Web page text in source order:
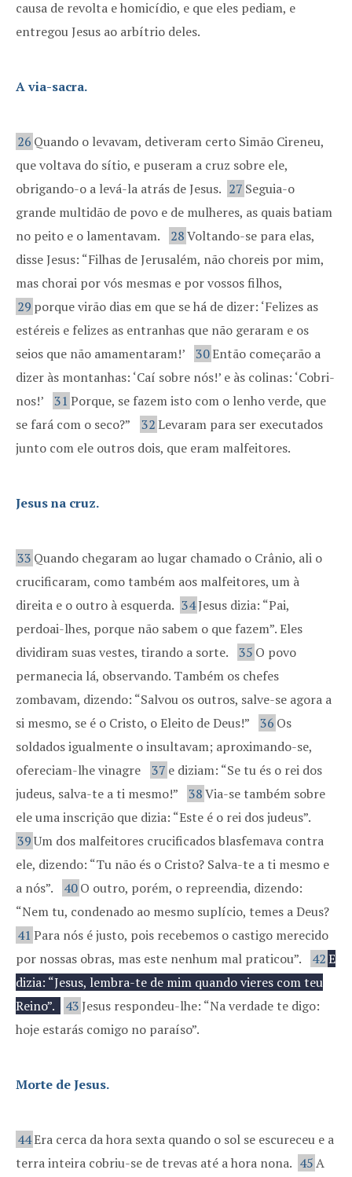
causa de revolta e homicídio, e que eles pediam, e
entregou Jesus ao arbítrio deles.
A via-sacra.
26 Quando o levavam, detiveram certo Simão Cireneu,
que voltava do sítio, e puseram a cruz sobre ele,
obrigando-o a levá-la atrás de Jesus. 27 Seguia-o
grande multidão de povo e de mulheres, as quais batiam
no peito e o lamentavam.
28Voltando-se para elas,
disse Jesus: “Filhas de Jerusalém, não choreis por mim,
mas chorai por vós mesmas e por vossos filhos,
29 porque virão dias em que se há de dizer: ‘Felizes as
estéreis e felizes as entranhas que não geraram e os
seios que não amamentaram!’
30Então começarão a
dizer às montanhas: ‘Caí sobre nós!’ e às colinas: ‘Cobri-
nos!’
31 Porque, se fazem isto com o lenho verde, que
se fará com o seco?”
32Levaram para ser executados
junto com ele outros dois, que eram malfeitores.
Jesus na cruz.
33 Quando chegaram ao lugar chamado o Crânio, ali o
crucificaram, como também aos malfeitores, um à
direita e o outro à esquerda. 34Jesus dizia: “Pai,
perdoai-lhes, porque não sabem o que fazem”. Eles
dividiram suas vestes, tirando a sorte.
35 O povo
permanecia lá, observando. Também os chefes
zombavam, dizendo: “Salvou os outros, salve-se agora a
si mesmo, se é o Cristo, o Eleito de Deus!”
36 Os
soldados igualmente o insultavam; aproximando-se,
ofereciam-lhe vinagre
37 e diziam: “Se tu és o rei dos
judeus, salva-te a ti mesmo!”
38Via-se também sobre
ele uma inscrição que dizia: “Este é o rei dos judeus”.
39Um dos malfeitores crucificados blasfemava contra
ele, dizendo: “Tu não és o Cristo? Salva-te a ti mesmo e
a nós”.
40O outro, porém, o repreendia, dizendo:
“Nem tu, condenado ao mesmo suplício, temes a Deus?
41 Para nós é justo, pois recebemos o castigo merecido
por nossas obras, mas este nenhum mal praticou”.
42E
dizia: “Jesus, lembra-te de mim quando vieres com teu
Reino”.
43Jesus respondeu-lhe: “Na verdade te digo:
hoje estarás comigo no paraíso”.
Morte de Jesus.
44Era cerca da hora sexta quando o sol se escureceu e a
terra inteira cobriu-se de trevas até a hora nona. 45A